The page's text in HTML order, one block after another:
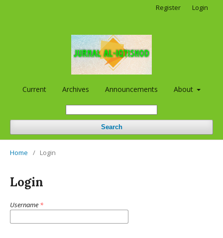
Current Archives Announcements About
Search
Register Login
Home / Login
Login
Username *